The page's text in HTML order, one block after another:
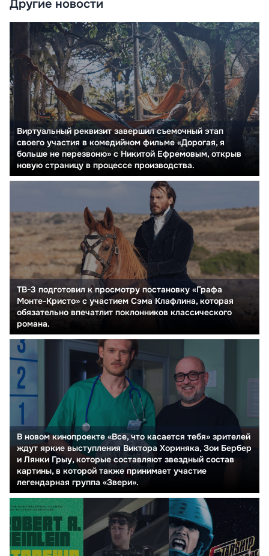
Другие новости
Виртуальный реквизит завершил съемочный этап
своего участия в комедийном фильме «Дорогая, я
больше не перезвоню» с Никитой Ефремовым, открыв
новую страницу в процессе производства.
ТВ-3 подготовил к просмотру постановку «Графа
Монте-Кристо» с участием Сэма Клафлина, которая
обязательно впечатлит поклонников классического
романа.
В новом кинопроекте «Все, что касается тебя» зрителей
ждут яркие выступления Виктора Хориняка, Зои Бербер
и Лянки Грыу, которые составляют звездный состав
картины, в которой также принимает участие
легендарная группа «Звери».